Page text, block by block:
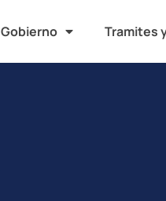
Gobierno Tramites